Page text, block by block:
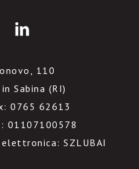
110
Sabina (RI)
0765 62613
01107100578
SZLUBAI